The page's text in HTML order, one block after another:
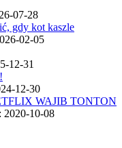
07-28
gdy kot kaszle
02-05
12-31
12-30
WAJIB TONTON
2020-10-08